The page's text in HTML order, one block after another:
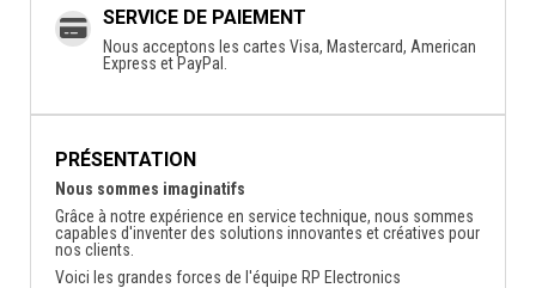
SERVICE DE PAIEMENT
Nous acceptons les cartes Visa, Mastercard, American
Express et PayPal.
PRÉSENTATION
Nous sommes imaginatifs
Grâce à notre expérience en service technique, nous sommes
capables d'inventer des solutions innovantes et créatives pour
nos clients.
Voici les grandes forces de l'équipe RP Electronics